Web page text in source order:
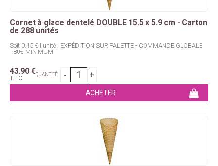
Cornet à glace dentelé DOUBLE 15.5 x 5.9 cm - Carton
de 288 unités
Soit 0.15 € l'unité ! EXPÉDITION SUR PALETTE - COMMANDE GLOBALE
180€ MINIMUM
43.90 €
T.T.C. QUANTITÉ